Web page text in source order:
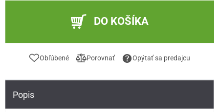
DO KOŠÍKA
Obľúbené Porovnať Opýtať sa predajcu
Popis